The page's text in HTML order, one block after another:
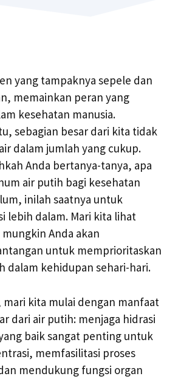
yang tampaknya sepele dan
memainkan peran yang
kesehatan manusia.
sebagian besar dari kita tidak
dalam jumlah yang cukup.
Anda bertanya-tanya, apa
air putih bagi kesehatan
inilah saatnya untuk
lebih dalam. Mari kita lihat
Anda akan
untuk memprioritaskan
dalam kehidupan sehari-hari.
mari kita mulai dengan manfaat
dari air putih: menjaga hidrasi
baik sangat penting untuk
memfasilitasi proses
mendukung fungsi organ